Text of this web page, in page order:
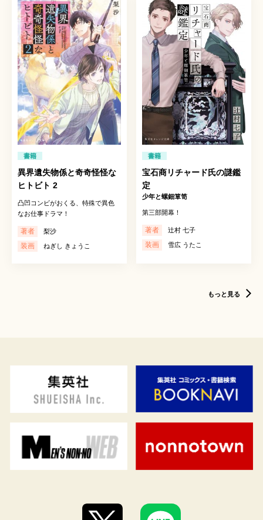
書籍
異界遺失物係と奇奇怪怪な
ヒトビト 2
凸凹コンビがおくる、特殊で異色
なお仕事ドラマ！
著者 梨沙
装画 ねぎし きょうこ
書籍
宝石商リチャード氏の謎鑑
定
少年と螺鈿箪笥
第三部開幕！
著者 辻村 七子
装画 雪広 うたこ
もっと見る